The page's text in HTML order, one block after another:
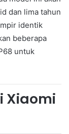
dan lima tahun
identik
beberapa
untuk
Xiaomi